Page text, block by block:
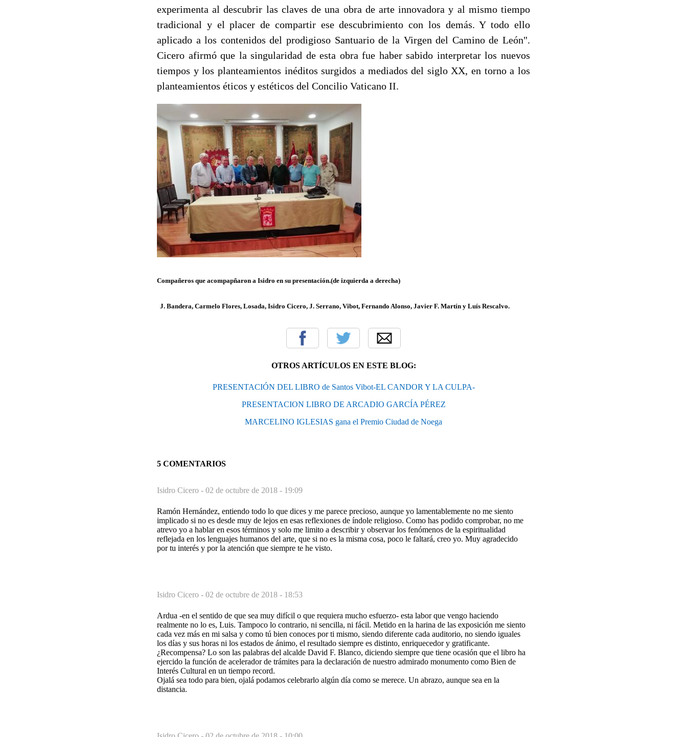
experimenta al descubrir las claves de una obra de arte innovadora y al mismo tiempo
tradicional y el placer de compartir ese descubrimiento con los demás. Y todo ello
aplicado a los contenidos del prodigioso Santuario de la Virgen del Camino de León".
Cicero afirmó que la singularidad de esta obra fue haber sabido interpretar los nuevos
tiempos y los planteamientos inéditos surgidos a mediados del siglo XX, en torno a los
planteamientos éticos y estéticos del Concilio Vaticano II.
Compañeros que acompapñaron a Isidro en su presentación.(de izquierda a derecha)
J. Bandera, Carmelo Flores, Losada, Isidro Cicero, J. Serrano, Vibot, Fernando Alonso, Javier F. Martín y Luís Rescalvo.
OTROS ARTÍCULOS EN ESTE BLOG:
PRESENTACIÓN DEL LIBRO de Santos Vibot-EL CANDOR Y LA CULPA-
PRESENTACION LIBRO DE ARCADIO GARCÍA PÉREZ
MARCELINO IGLESIAS gana el Premio Ciudad de Noega
5 COMENTARIOS
Isidro Cicero - 02 de octubre de 2018 - 19:09
Ramón Hernández, entiendo todo lo que dices y me parece precioso, aunque yo lamentablemente no me siento
implicado si no es desde muy de lejos en esas reflexiones de índole religioso. Como has podido comprobar, no me
atrevo yo a hablar en esos términos y solo me limito a describir y observar los fenómenos de la espiritualidad
reflejada en los lenguajes humanos del arte, que si no es la misma cosa, poco le faltará, creo yo. Muy agradecido
por tu interés y por la atención que siempre te he visto.
Isidro Cicero - 02 de octubre de 2018 - 18:53
Ardua -en el sentido de que sea muy difícil o que requiera mucho esfuerzo- esta labor que vengo haciendo
realmente no lo es, Luis. Tampoco lo contrario, ni sencilla, ni fácil. Metido en la harina de las exposición me siento
cada vez más en mi salsa y como tú bien conoces por ti mismo, siendo diferente cada auditorio, no siendo iguales
los días y sus horas ni los estados de ánimo, el resultado siempre es distinto, enriquecedor y gratificante.
¿Recompensa? Lo son las palabras del alcalde David F. Blanco, diciendo siempre que tiene ocasión que el libro ha
ejercido la función de acelerador de trámites para la declaración de nuestro admirado monumento como Bien de
Interés Cultural en un tiempo record.
Ojalá sea todo para bien, ojalá podamos celebrarlo algún día como se merece. Un abrazo, aunque sea en la
distancia.